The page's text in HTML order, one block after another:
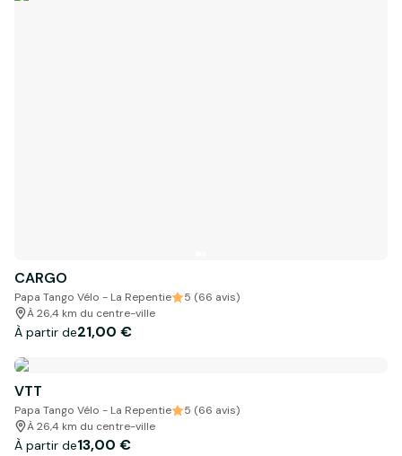
CARGO
Papa Tango Vélo - La Repentie
5 (66 avis)
À 26,4 km du centre-ville
À partir de21,00 €
VTT
Papa Tango Vélo - La Repentie
5 (66 avis)
À 26,4 km du centre-ville
À partir de13,00 €